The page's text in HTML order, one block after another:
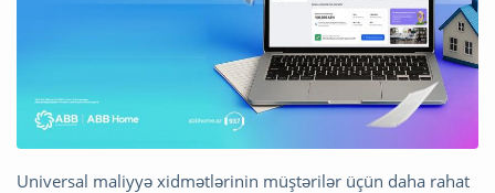
Universal maliyyə xidmətlərinin müştərilər üçün daha rahat